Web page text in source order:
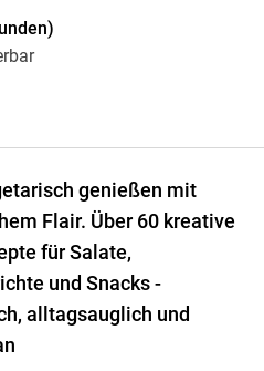
genießen mit
Flair. Über 60 kreative
für Salate,
und Snacks -
alltagsauglich und